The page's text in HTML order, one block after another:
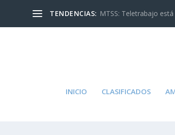
TENDENCIAS: MTSS: Teletrabajo
INICIO CLASIFICADOS